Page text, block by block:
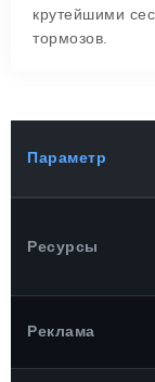
крутейшими
тормозов.
Параметр
Ресурсы
Реклама